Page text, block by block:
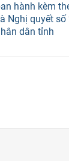
hành kèm
Nghị quyết
dân tỉnh